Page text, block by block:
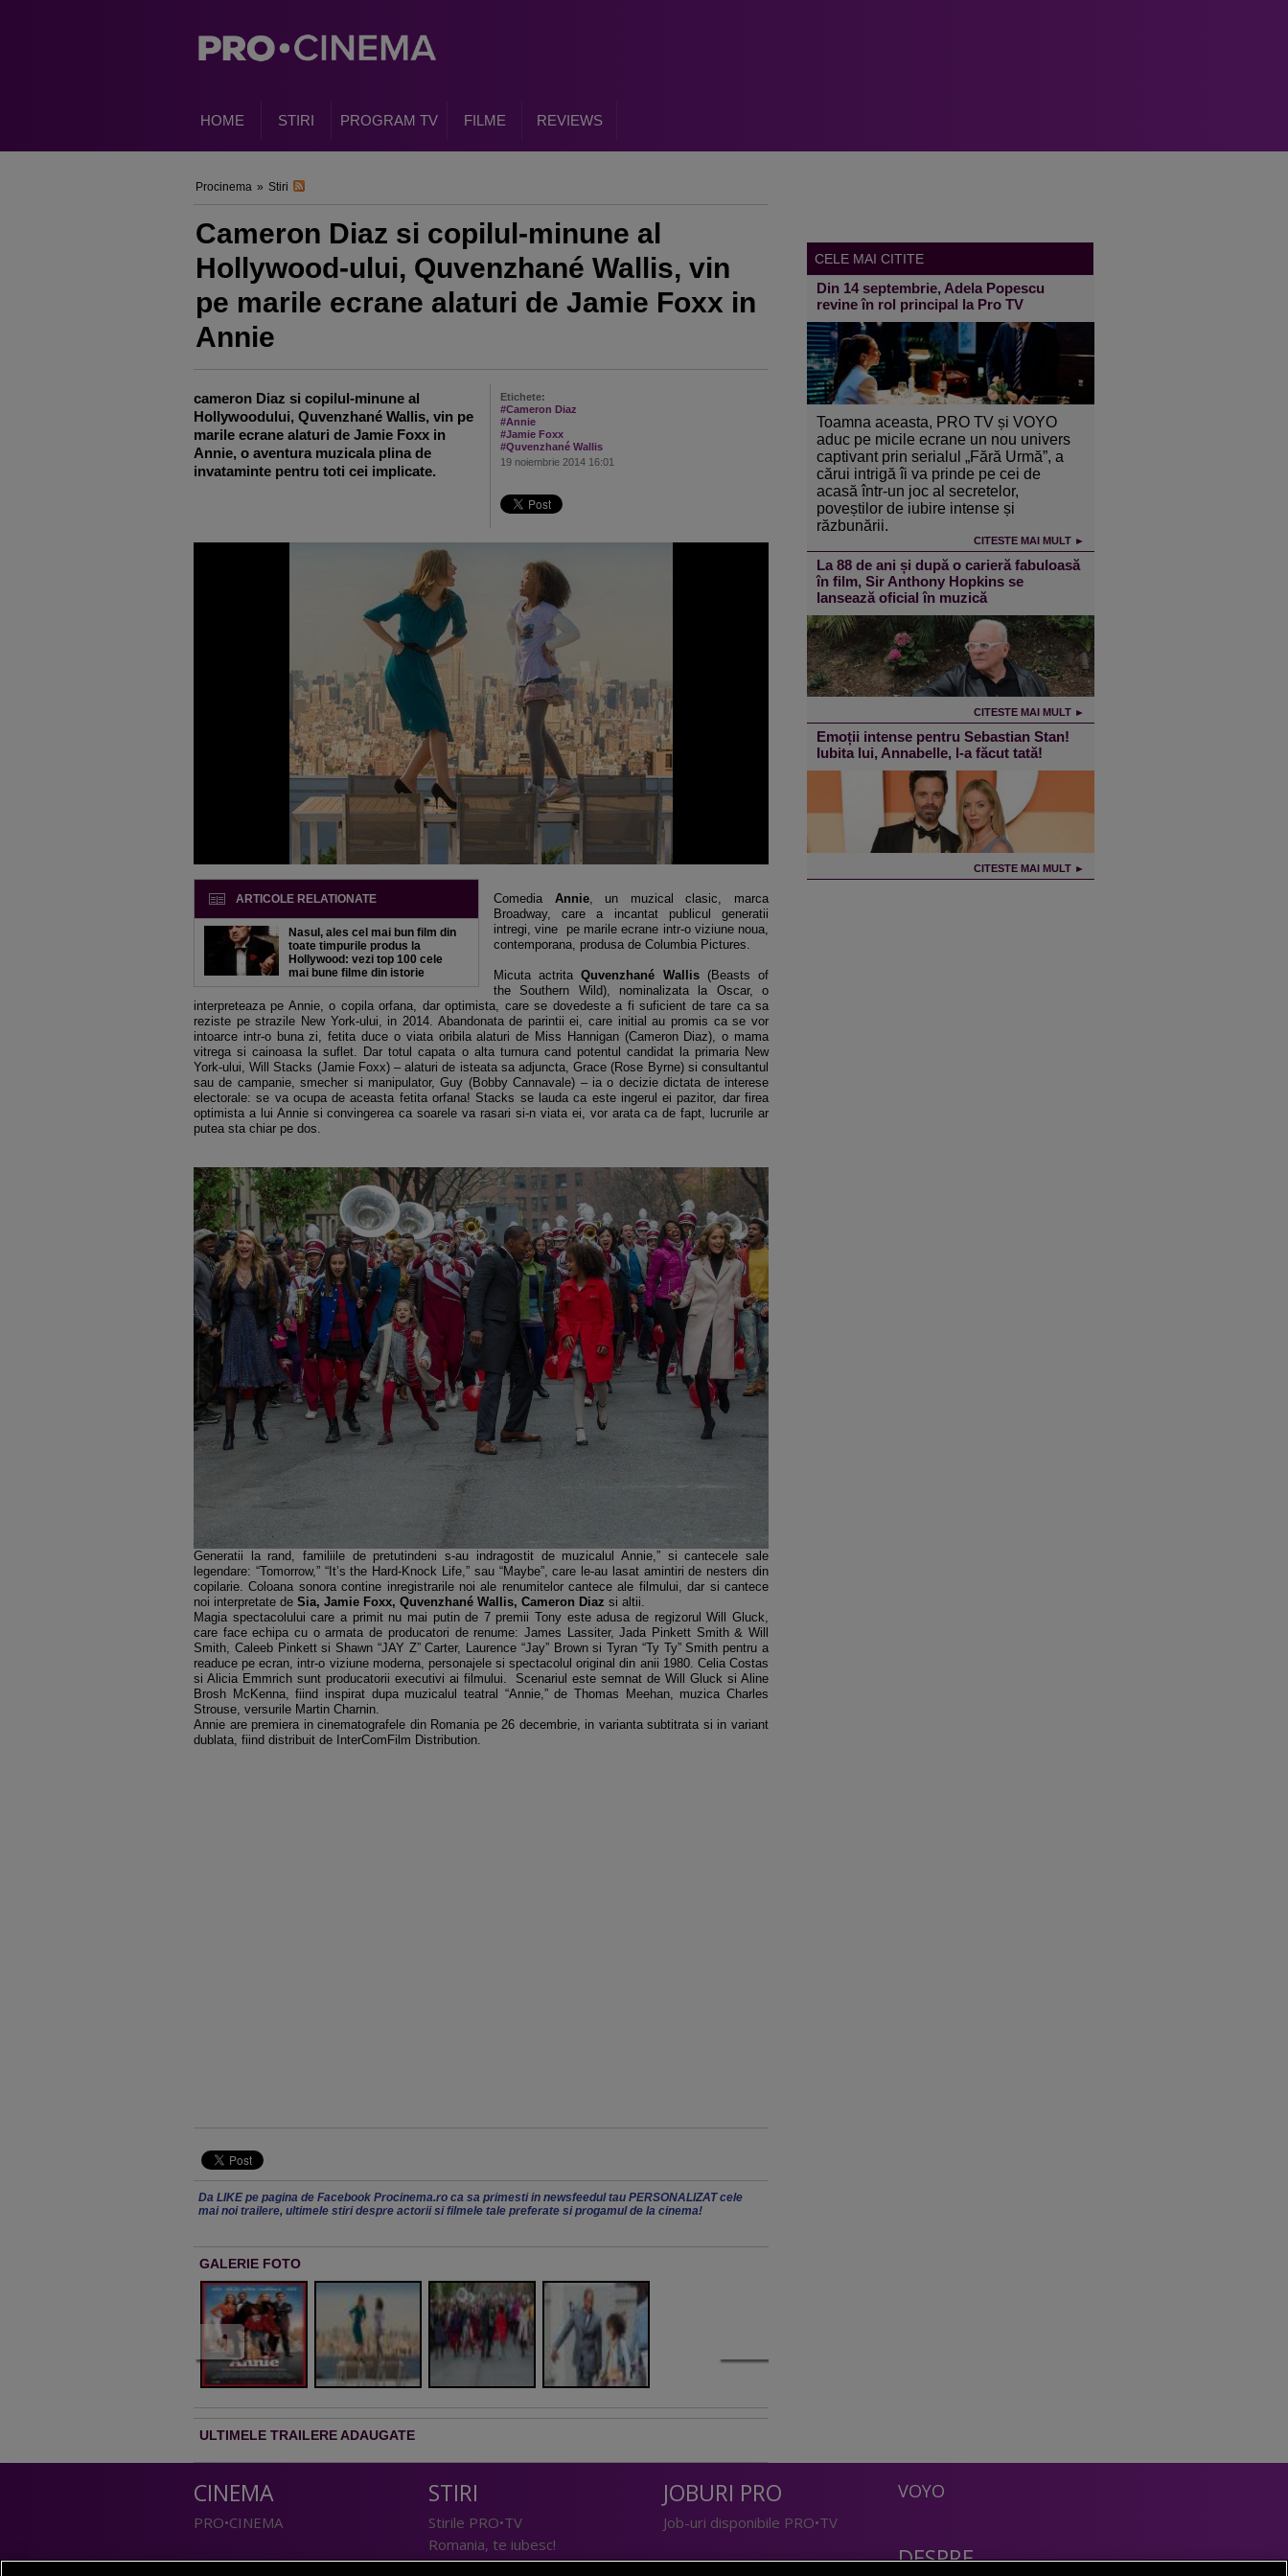
HOME STIRI PROGRAM TV FILME REVIEWS
Procinema » Stiri
Cameron Diaz si copilul-minune al
Hollywood-ului, Quvenzhané Wallis, vin
pe marile ecrane alaturi de Jamie Foxx in
Annie
Etichete:
#Cameron Diaz
#Annie
#Jamie Foxx
#Quvenzhané Wallis
19 noiembrie 2014 16:01
cameron Diaz si copilul-minune al
Hollywoodului, Quvenzhané Wallis, vin pe
marile ecrane alaturi de Jamie Foxx in
Annie, o aventura muzicala plina de
invataminte pentru toti cei implicate.
ARTICOLE RELATIONATE
Nasul, ales cel mai bun film din
toate timpurile produs la
Hollywood: vezi top 100 cele
mai bune filme din istorie
Comedia Annie, un muzical clasic, marca
Broadway, care a incantat publicul generatii
intregi, vine pe marile ecrane intr-o viziune noua,
contemporana, produsa de Columbia Pictures.
Micuta actritaQuvenzhané Wallis (Beasts of
the Southern Wild), nominalizata la Oscar, o
interpreteaza pe Annie, o copila orfana, dar optimista, care se dovedeste a fi suficient de tare ca sa
reziste pe strazile New York-ului, in 2014. Abandonata de parintii ei, care initial au promis ca se vor
intoarce intr-o buna zi, fetita duce o viata oribila alaturi de Miss Hannigan (Cameron Diaz), o mama
vitrega si cainoasa la suflet. Dar totul capata o alta turnura cand potentul candidat la primaria New
York-ului, Will Stacks (Jamie Foxx) – alaturi de isteata sa adjuncta, Grace (Rose Byrne) si consultantul
sau de campanie, smecher si manipulator, Guy (Bobby Cannavale) – ia o decizie dictata de interese
electorale: se va ocupa de aceasta fetita orfana! Stacks se lauda ca este ingerul ei pazitor, dar firea
optimista a lui Annie si convingerea ca soarele va rasari si-n viata ei, vor arata ca de fapt, lucrurile ar
putea sta chiar pe dos.
Generatii la rand, familiile de pretutindeni s-au indragostit de muzicalul Annie,” si cantecele sale
legendare: “Tomorrow,” “It’s the Hard-Knock Life,” sau “Maybe”, care le-au lasat amintiri de nesters din
copilarie. Coloana sonora contine inregistrarile noi ale renumitelor cantece ale filmului, dar si cantece
noi interpretate de Sia, Jamie Foxx, Quvenzhané Wallis, Cameron Diaz si altii.
Magia spectacolului care a primit nu mai putin de 7 premii Tony este adusa de regizorul Will Gluck,
care face echipa cu o armata de producatori de renume: James Lassiter, Jada Pinkett Smith & Will
Smith, Caleeb Pinkett si Shawn “JAY Z” Carter, Laurence “Jay” Brown si Tyran “Ty Ty” Smith pentru a
readuce pe ecran, intr-o viziune moderna, personajele si spectacolul original din anii 1980. Celia Costas
si Alicia Emmrich sunt producatorii executivi ai filmului. Scenariul este semnat de Will Gluck si Aline
Brosh McKenna, fiind inspirat dupa muzicalul teatral “Annie,” de Thomas Meehan, muzica Charles
Strouse, versurile Martin Charnin.
Annie are premiera in cinematografele din Romania pe 26 decembrie, in varianta subtitrata si in variant
dublata, fiind distribuit de InterComFilm Distribution.
Da LIKE pe pagina de Facebook Procinema.ro ca sa primesti in newsfeedul tau PERSONALIZAT cele
mai noi trailere, ultimele stiri despre actorii si filmele tale preferate si progamul de la cinema!
GALERIE FOTO
ULTIMELE TRAILERE ADAUGATE
CELE MAI CITITE
Din 14 septembrie, Adela Popescu
revine în rol principal la Pro TV
Toamna aceasta, PRO TV și VOYO
aduc pe micile ecrane un nou univers
captivant prin serialul „Fără Urmă”, a
cărui intrigă îi va prinde pe cei de
acasă într-un joc al secretelor,
poveștilor de iubire intense și
răzbunării.
CITESTE MAI MULT ►
La 88 de ani și după o carieră fabuloasă
în film, Sir Anthony Hopkins se
lansează oficial în muzică
CITESTE MAI MULT ►
Emoții intense pentru Sebastian Stan!
Iubita lui, Annabelle, l-a făcut tată!
CITESTE MAI MULT ►
CINEMA
PRO•CINEMA
STIRI
Stirile PRO•TV
Romania, te iubesc!
JOBURI PRO
Job-uri disponibile PRO•TV
VOYO
DESPRE